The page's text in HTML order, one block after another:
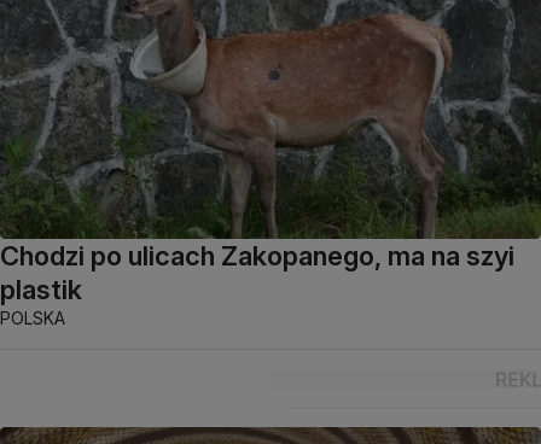
Chodzi po ulicach Zakopanego, ma na szyi
plastik
POLSKA